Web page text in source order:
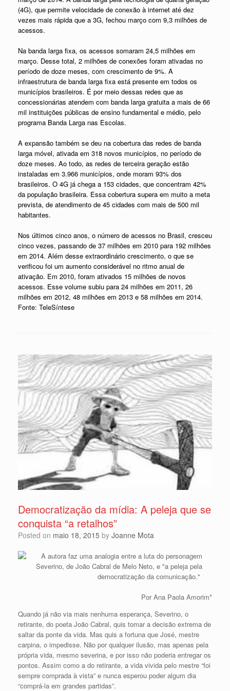
(4G), que permite velocidade de conexão à internet até dez
vezes mais rápida que a 3G, fechou março com 9,3 milhões de
acessos.
Na banda larga fixa, os acessos somaram 24,5 milhões em
março. Desse total, 2 milhões de conexões foram ativadas no
período de doze meses, com crescimento de 9%. A
infraestrutura de banda larga fixa está presente em todos os
municípios brasileiros. É por meio dessas redes que as
concessionárias atendem com banda larga gratuita a mais de 66
mil instituições públicas de ensino fundamental e médio, pelo
programa Banda Larga nas Escolas.
A expansão também se deu na cobertura das redes de banda
larga móvel, ativada em 318 novos municípios, no período de
doze meses. Ao todo, as redes de terceira geração estão
instaladas em 3.966 municípios, onde moram 93% dos
brasileiros. O 4G já chega a 153 cidades, que concentram 42%
da população brasileira. Essa cobertura supera em muito a meta
prevista, de atendimento de 45 cidades com mais de 500 mil
habitantes.
Nos últimos cinco anos, o número de acessos no Brasil, cresceu
cinco vezes, passando de 37 milhões em 2010 para 192 milhões
em 2014. Além desse extraordinário crescimento, o que se
verificou foi um aumento considerável no ritmo anual de
ativação. Em 2010, foram ativados 15 milhões de novos
acessos. Esse volume subiu para 24 milhões em 2011, 26
milhões em 2012, 48 milhões em 2013 e 58 milhões em 2014.
Fonte: TeleSíntese
Democratização da mídia: A peleja que se
conquista “a retalhos”
Posted on maio 18, 2015 by Joanne Mota
Por Ana Paola Amorim*
Quando já não via mais nenhuma esperança, Severino, o
retirante, do poeta João Cabral, quis tomar a decisão extrema de
saltar da ponte da vida. Mas quis a fortuna que José, mestre
carpina, o impedisse. Não por qualquer ilusão, mas apenas pela
própria vida, mesmo severina, e por isso não poderia entregar os
pontos. Assim como a do retirante, a vida vivida pelo mestre “foi
sempre comprada à vista” e nunca esperou poder algum dia
“comprá-la em grandes partidas”.